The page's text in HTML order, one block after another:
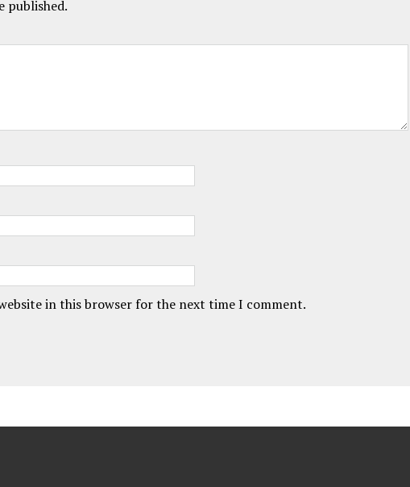
published.
in this browser for the next time I comment.